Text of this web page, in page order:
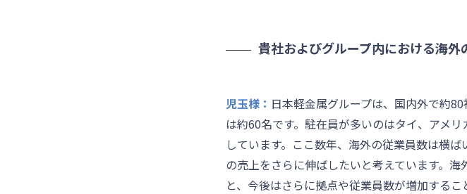
貴社およびグループ内における海外
児玉様： 日本軽金属グループは、国内外で約
は約60名です。駐在員が多いのはタイ、アメ
しています。ここ数年、海外の従業員数は横
の売上をさらに伸ばしたいと考えています。
と、今後はさらに拠点や従業員数が増加するこ